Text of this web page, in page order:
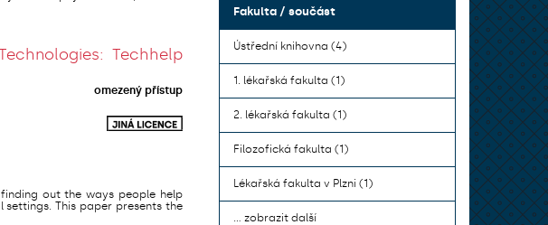
Techhelp
omezený přístup
out the ways people help
This paper presents the
Fakulta / součást
Ústřední knihovna (4)
1. lékařská fakulta (1)
2. lékařská fakulta (1)
Filozofická fakulta (1)
Lékařská fakulta v Plzni (1)
... zobrazit další